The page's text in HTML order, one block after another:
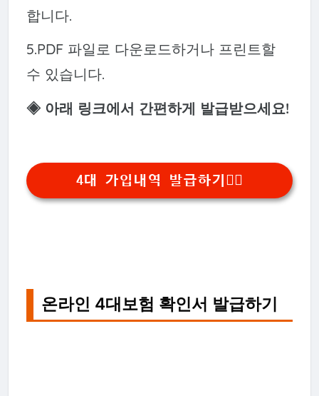
합니다.
5.PDF 파일로 다운로드하거나 프린트할
수 있습니다.
◈ 아래 링크에서 간편하게 발급받으세요!
4대 가입내역 발급하기👆🏻
온라인 4대보험 확인서 발급하기